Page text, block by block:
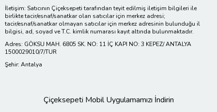
İletişim: Satıcının Çiçeksepeti tarafından teyit edilmiş iletişim bilgileri ile
birlikte tacir/esnaf/sanatkar olan satıcılar için merkez adresi;
tacir/esnaf/sanatkar olmayan satıcılar için merkez adresinin bulunduğu il
bilgisi, ad, soyad ve T.C. kimlik numarası kayıt altında bulunmaktadır.
Adres: GÖKSU MAH. 6805 SK. NO: 11 İÇ KAPI NO: 3 KEPEZ/ ANTALYA
1500029010/7/TUR
Şehir: Antalya
Çiçeksepeti Mobil Uygulamamızı İndirin